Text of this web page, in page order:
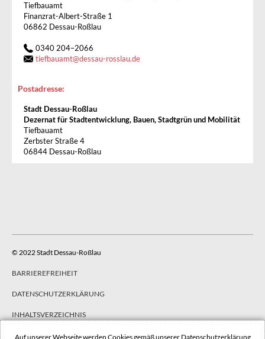
Auf unserer Webseite werden Cookies gemäß unserer Datenschutzerklärung
Tiefbauamt
Finanzrat-Albert-Straße 1
06862 Dessau-Roßlau
0340 204–2066
tiefbauamt@dessau-rosslau.de
Postadresse:
Stadt Dessau-Roßlau
Dezernat für Stadtentwicklung, Bauen, Stadtgrün und Mobilität
Tiefbauamt
Zerbster Straße 4
06844 Dessau-Roßlau
© 2022 Stadt Dessau-Roßlau
BARRIEREFREIHEIT
DATENSCHUTZERKLÄRUNG
INHALTSVERZEICHNIS
IMPRESSUM